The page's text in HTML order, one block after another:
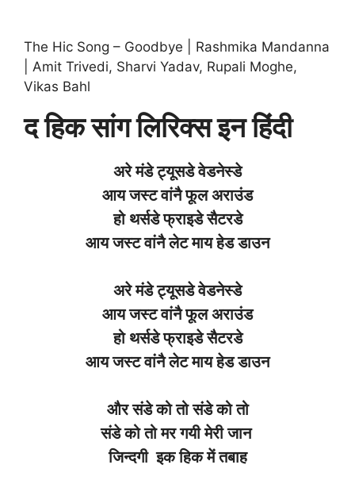
The Hic Song – Goodbye | Rashmika Mandanna
| Amit Trivedi, Sharvi Yadav, Rupali Moghe,
Vikas Bahl
द हिक सांग लिरिक्स इन हिंदी
अरे मंडे ट्यूसडे वेडनेस्डे
आय जस्ट वांनै फूल अराउंड
हो थर्सडे फ्राइडे सैटरडे
आय जस्ट वांनै लेट माय हेड डाउन
अरे मंडे ट्यूसडे वेडनेस्डे
आय जस्ट वांनै फूल अराउंड
हो थर्सडे फ्राइडे सैटरडे
आय जस्ट वांनै लेट माय हेड डाउन
और संडे को तो संडे को तो
संडे को तो मर गयी मेरी जान
जिन्दगी इक हिक में तबाह